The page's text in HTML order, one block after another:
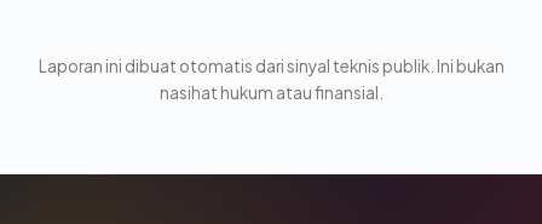
Laporan ini dibuat otomatis dari sinyal teknis publik. Ini bukan
nasihat hukum atau finansial.